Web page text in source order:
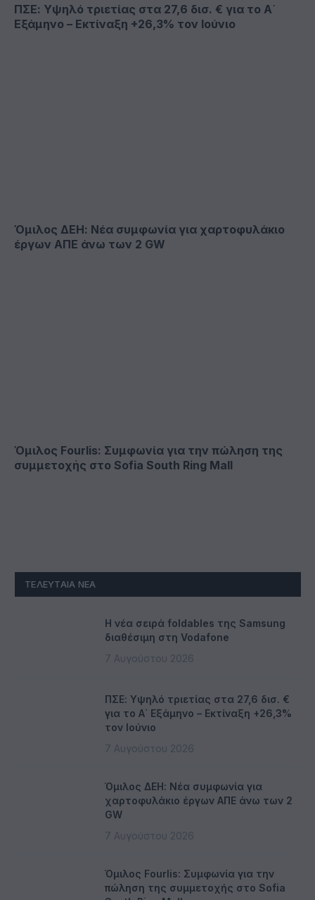
ΠΣΕ: Υψηλό τριετίας στα 27,6 δισ. € για το Α΄
Εξάμηνο – Εκτίναξη +26,3% τον Ιούνιο
Όμιλος ΔΕΗ: Νέα συμφωνία για χαρτοφυλάκιο
έργων ΑΠΕ άνω των 2 GW
Όμιλος Fourlis: Συμφωνία για την πώληση της
συμμετοχής στο Sofia South Ring Mall
ΤΕΛΕΥΤΑΊΑ ΝΈΑ
Η νέα σειρά foldables της Samsung
διαθέσιμη στη Vodafone
7 Αυγούστου 2026
ΠΣΕ: Υψηλό τριετίας στα 27,6 δισ. €
για το Α΄ Εξάμηνο – Εκτίναξη +26,3%
τον Ιούνιο
7 Αυγούστου 2026
Όμιλος ΔΕΗ: Νέα συμφωνία για
χαρτοφυλάκιο έργων ΑΠΕ άνω των 2
GW
7 Αυγούστου 2026
Όμιλος Fourlis: Συμφωνία για την
πώληση της συμμετοχής στο Sofia